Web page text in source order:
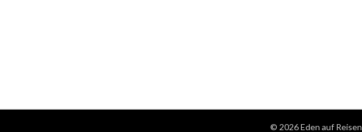
© 2026 Eden auf Reisen